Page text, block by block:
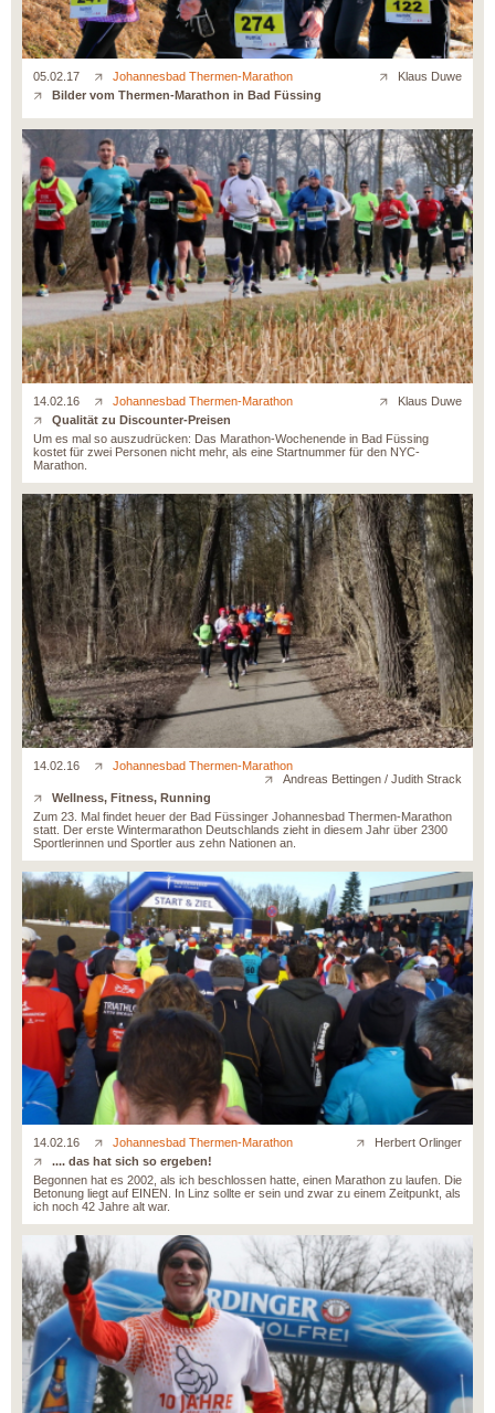
05.02.17 Johannesbad Thermen-Marathon
Klaus Duwe
Bilder vom Thermen-Marathon in Bad Füssing
14.02.16 Johannesbad Thermen-Marathon
Klaus Duwe
Qualität zu Discounter-Preisen
Um es mal so auszudrücken: Das Marathon-Wochenende in Bad Füssing
kostet für zwei Personen nicht mehr, als eine Startnummer für den NYC-
Marathon.
14.02.16
Johannesbad Thermen-Marathon
Andreas Bettingen / Judith Strack
Wellness, Fitness, Running
Zum 23. Mal findet heuer der Bad Füssinger Johannesbad Thermen-Marathon
statt. Der erste Wintermarathon Deutschlands zieht in diesem Jahr über 2300
Sportlerinnen und Sportler aus zehn Nationen an.
14.02.16 Johannesbad Thermen-Marathon
Herbert Orlinger
.... das hat sich so ergeben!
Begonnen hat es 2002, als ich beschlossen hatte, einen Marathon zu laufen. Die
Betonung liegt auf EINEN. In Linz sollte er sein und zwar zu einem Zeitpunkt, als
ich noch 42 Jahre alt war.